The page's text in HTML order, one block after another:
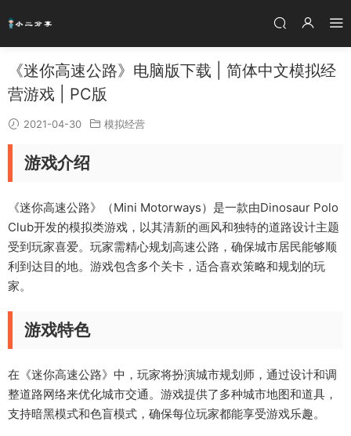
《迷你高速公路》电脑版下载 | 简体中文模拟经
营游戏 | PC版
2021-04-30 模拟经营
游戏介绍
《迷你高速公路》（Mini Motorways）是一款由Dinosaur Polo
Club开发的模拟类游戏，以其清新的画风和独特的道路设计主题
受到玩家喜爱。玩家需精心规划高速公路，确保城市居民能够顺
利到达目的地。游戏包含多个关卡，适合喜欢策略和规划的玩
家。
游戏特色
在《迷你高速公路》中，玩家将扮演城市规划师，通过设计和调
整道路网络来优化城市交通。游戏提供了多种城市地图和道具，
支持暗黑模式和色盲模式，确保每位玩家都能享受游戏乐趣。